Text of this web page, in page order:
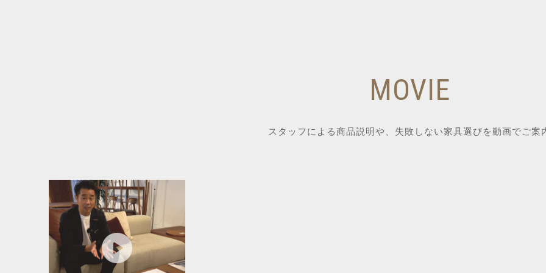
MOVIE
スタッフによる商品説明や、失敗しない家具選びを動画でご案